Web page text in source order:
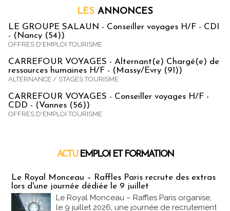
LES ANNONCES
LE GROUPE SALAUN - Conseiller voyages H/F - CDI
- (Nancy (54))
OFFRES D'EMPLOI TOURISME
CARREFOUR VOYAGES - Alternant(e) Chargé(e) de
ressources humaines H/F - (Massy/Evry (91))
ALTERNANCE / STAGES TOURISME
CARREFOUR VOYAGES - Conseiller voyages H/F -
CDD - (Vannes (56))
OFFRES D'EMPLOI TOURISME
ACTU EMPLOI ET FORMATION
Le Royal Monceau – Raffles Paris recrute des extras
lors d'une journée dédiée le 9 juillet
Le Royal Monceau – Raffles Paris organise,
le 9 juillet 2026, une journée de recrutement